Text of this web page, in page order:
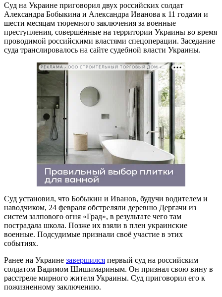
Суд на Украине приговорил двух российских солдат
Александра Бобыкина и Александра Иванова к 11 годами и
шести месяцам тюремного заключения за военные
преступления, совершённые на территории Украины во время
проводимой российскими властями спецоперации. Заседание
суда транслировалось на сайте судебной власти Украины.
РЕКЛАМА • ООО СТРОИТЕЛЬНЫЙ ТОРГОВЫЙ ДОМ «ПЕТРОВИЧ». ИНН: 7802348846
Суд установил, что Бобыкин и Иванов, будучи водителем и
наводчиком, 24 февраля обстреляли деревню Дергачи из
систем залпового огня «Град», в результате чего там
пострадала школа. Позже их взяли в плен украинские
военные. Подсудимые признали своё участие в этих
событиях.
Ранее на Украине завершился первый суд на российским
солдатом Вадимом Шишимариным. Он признал свою вину в
расстреле мирного жителя Украины. Суд приговорил его к
пожизненному заключению.